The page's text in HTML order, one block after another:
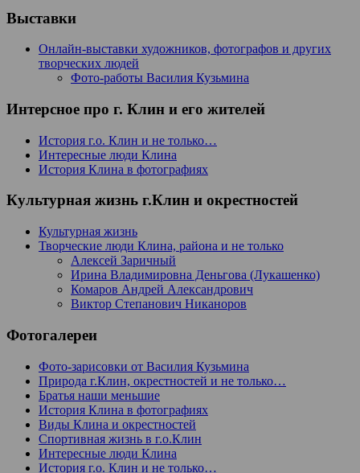
Выставки
Онлайн-выставки художников, фотографов и других
творческих людей
Фото-работы Василия Кузьмина
Интерсное про г. Клин и его жителей
История г.о. Клин и не только…
Интересные люди Клина
История Клина в фотографиях
Культурная жизнь г.Клин и окрестностей
Культурная жизнь
Творческие люди Клина, района и не только
Алексей Заричный
Ирина Владимировна Деньгова (Лукашенко)
Комаров Андрей Александрович
Виктор Степанович Никаноров
Фотогалереи
Фото-зарисовки от Василия Кузьмина
Природа г.Клин, окрестностей и не только…
Братья наши меньшие
История Клина в фотографиях
Виды Клина и окрестностей
Спортивная жизнь в г.о.Клин
Интересные люди Клина
История г.о. Клин и не только…